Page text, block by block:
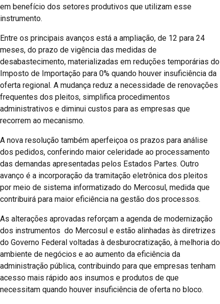
em benefício dos setores produtivos que utilizam esse
instrumento.
Entre os principais avanços está a ampliação, de 12 para 24
meses, do prazo de vigência das medidas de
desabastecimento, materializadas em reduções temporárias do
Imposto de Importação para 0% quando houver insuficiência da
oferta regional. A mudança reduz a necessidade de renovações
frequentes dos pleitos, simplifica procedimentos
administrativos e diminui custos para as empresas que
recorrem ao mecanismo.
A nova resolução também aperfeiçoa os prazos para análise
dos pedidos, conferindo maior celeridade ao processamento
das demandas apresentadas pelos Estados Partes. Outro
avanço é a incorporação da tramitação eletrônica dos pleitos
por meio de sistema informatizado do Mercosul, medida que
contribuirá para maior eficiência na gestão dos processos.
As alterações aprovadas reforçam a agenda de modernização
dos instrumentos do Mercosul e estão alinhadas às diretrizes
do Governo Federal voltadas à desburocratização, à melhoria do
ambiente de negócios e ao aumento da eficiência da
administração pública, contribuindo para que empresas tenham
acesso mais rápido aos insumos e produtos de que
necessitam quando houver insuficiência de oferta no bloco.